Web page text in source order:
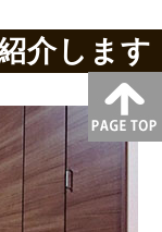
介します